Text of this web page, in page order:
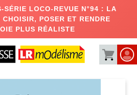
LOCO-REVUE N°94 : LA
CHOISIR, POSER ET RENDRE
PLUS RÉALISTE